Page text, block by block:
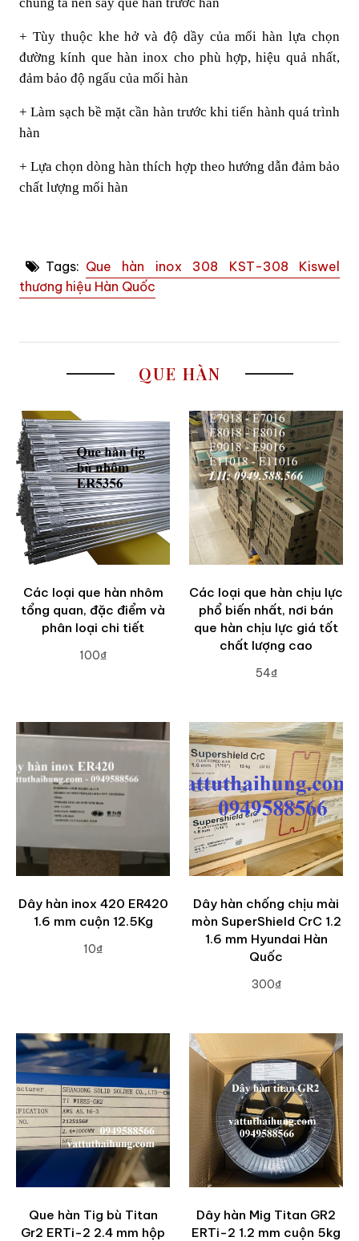
+ Tùy thuộc khe hở và độ dầy của mối hàn lựa chọn
đường kính que hàn inox cho phù hợp, hiệu quả nhất,
đảm bảo độ ngấu của mối hàn
+ Làm sạch bề mặt cần hàn trước khi tiến hành quá trình
hàn
+ Lựa chọn dòng hàn thích hợp theo hướng dẫn đảm bảo
chất lượng mối hàn
Tags: Que hàn inox 308 KST-308 Kiswel
thương hiệu Hàn Quốc
QUE HÀN
Các loại que hàn nhôm
tổng quan, đặc điểm và
phân loại chi tiết
100₫
Các loại que hàn chịu lực
phổ biến nhất, nơi bán
que hàn chịu lực giá tốt
chất lượng cao
54₫
Dây hàn inox 420 ER420
1.6 mm cuộn 12.5Kg
10₫
Dây hàn chống chịu mài
mòn SuperShield CrC 1.2
1.6 mm Hyundai Hàn
Quốc
300₫
Que hàn Tig bù Titan
Gr2 ERTi-2 2.4 mm hộp
Dây hàn Mig Titan GR2
ERTi-2 1.2 mm cuộn 5kg